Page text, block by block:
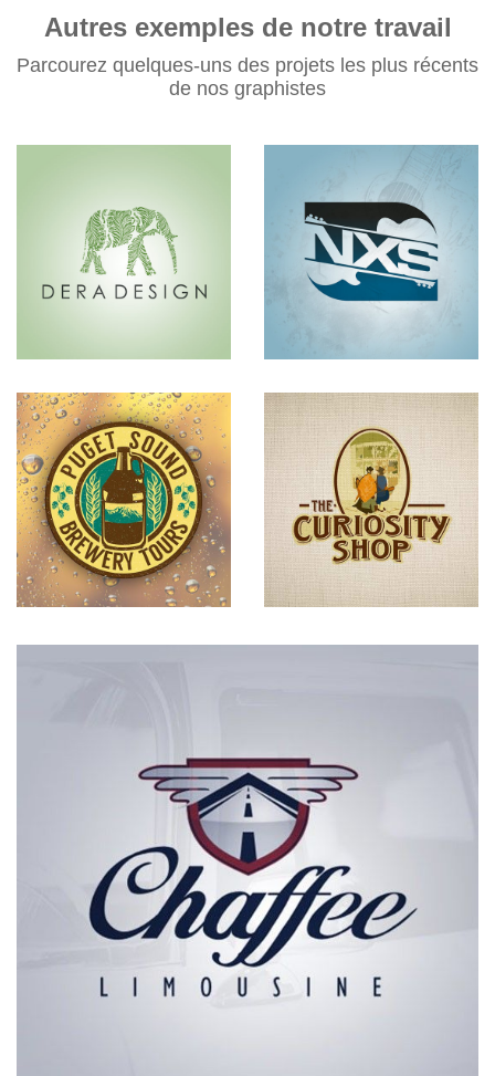
Autres exemples de notre travail
Parcourez quelques-uns des projets les plus récents
de nos graphistes